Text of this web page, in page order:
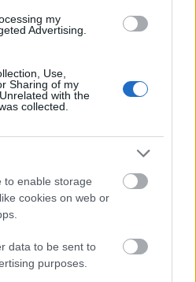
my
Advertising.
Use,
Sharing of my
with the
collected.
to enable storage
cookies on web or
data to be sent to
purposes.
távozáshoz:
és a LinkedIn
munkáltatókkal vagy
hogy könnyebben
időszakot.
és építs kapcsolatokat.
pénzügyi okok miatt nem